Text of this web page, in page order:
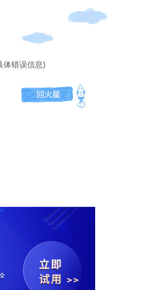
体错误信息)